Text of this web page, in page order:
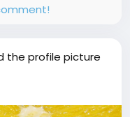
the profile picture